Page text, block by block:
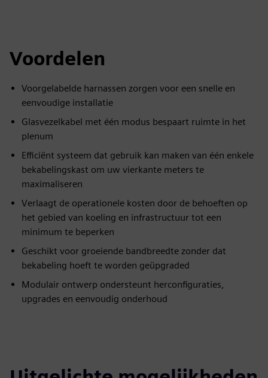
Voordelen
Voorgelabelde harnassen zorgen voor een snelle en
eenvoudige installatie
Glasvezelkabel met één modus bespaart ruimte in het
plenum
Efficiënt systeem dat gebruik kan maken van één enkele
bekabelingskast om uw vierkante meters te
maximaliseren
Verlaagt de operationele kosten door de behoeften op
het gebied van koeling en infrastructuur tot een
minimum te beperken
Geschikt voor groeiende bandbreedte zonder dat
bekabeling hoeft te worden geüpgraded
Modulair ontwerp ondersteunt herconfiguraties,
upgrades en eenvoudig onderhoud